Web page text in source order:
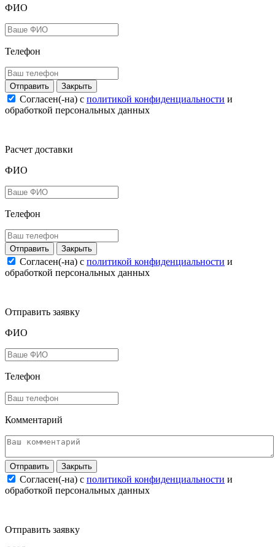
ФИО
Телефон
Закрыть
Согласен(-на) c политикой конфиденциальности и
обработкой персональных данных
Расчет доставки
ФИО
Телефон
Закрыть
Согласен(-на) c политикой конфиденциальности и
обработкой персональных данных
Отправить заявку
ФИО
Телефон
Комментарий
Закрыть
Согласен(-на) c политикой конфиденциальности и
обработкой персональных данных
Отправить заявку